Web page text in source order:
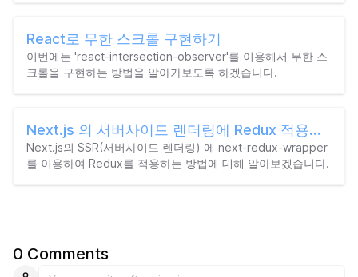
React로 무한 스크롤 구현하기
이번에는 'react-intersection-observer'를 이용해서 무한 스
크롤을 구현하는 방법을 알아가보도록 하겠습니다.
Next.js 의 서버사이드 렌더링에 Redux 적용하기
Next.js의 SSR(서버사이드 렌더링) 에 next-redux-wrapper
를 이용하여 Redux를 적용하는 방법에 대해 알아보겠습니다.
0 Comments